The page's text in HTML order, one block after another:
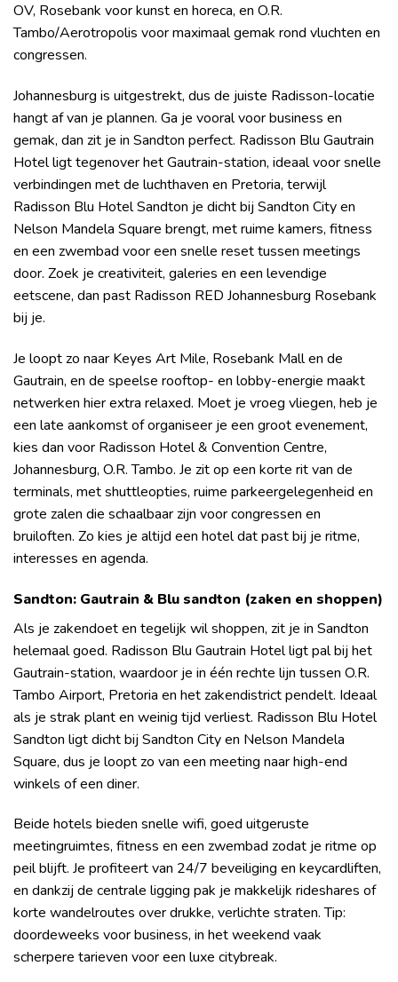
OV, Rosebank voor kunst en horeca, en O.R.
Tambo/Aerotropolis voor maximaal gemak rond vluchten en
congressen.
Johannesburg is uitgestrekt, dus de juiste Radisson-locatie
hangt af van je plannen. Ga je vooral voor business en
gemak, dan zit je in Sandton perfect. Radisson Blu Gautrain
Hotel ligt tegenover het Gautrain-station, ideaal voor snelle
verbindingen met de luchthaven en Pretoria, terwijl
Radisson Blu Hotel Sandton je dicht bij Sandton City en
Nelson Mandela Square brengt, met ruime kamers, fitness
en een zwembad voor een snelle reset tussen meetings
door. Zoek je creativiteit, galeries en een levendige
eetscene, dan past Radisson RED Johannesburg Rosebank
bij je.
Je loopt zo naar Keyes Art Mile, Rosebank Mall en de
Gautrain, en de speelse rooftop- en lobby-energie maakt
netwerken hier extra relaxed. Moet je vroeg vliegen, heb je
een late aankomst of organiseer je een groot evenement,
kies dan voor Radisson Hotel & Convention Centre,
Johannesburg, O.R. Tambo. Je zit op een korte rit van de
terminals, met shuttleopties, ruime parkeergelegenheid en
grote zalen die schaalbaar zijn voor congressen en
bruiloften. Zo kies je altijd een hotel dat past bij je ritme,
interesses en agenda.
Sandton: Gautrain & Blu sandton (zaken en shoppen)
Als je zakendoet en tegelijk wil shoppen, zit je in Sandton
helemaal goed. Radisson Blu Gautrain Hotel ligt pal bij het
Gautrain-station, waardoor je in één rechte lijn tussen O.R.
Tambo Airport, Pretoria en het zakendistrict pendelt. Ideaal
als je strak plant en weinig tijd verliest. Radisson Blu Hotel
Sandton ligt dicht bij Sandton City en Nelson Mandela
Square, dus je loopt zo van een meeting naar high-end
winkels of een diner.
Beide hotels bieden snelle wifi, goed uitgeruste
meetingruimtes, fitness en een zwembad zodat je ritme op
peil blijft. Je profiteert van 24/7 beveiliging en keycardliften,
en dankzij de centrale ligging pak je makkelijk rideshares of
korte wandelroutes over drukke, verlichte straten. Tip:
doordeweeks voor business, in het weekend vaak
scherpere tarieven voor een luxe citybreak.